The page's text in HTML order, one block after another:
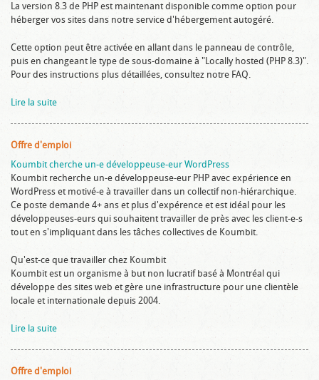
La version 8.3 de PHP est maintenant disponible comme option pour
héberger vos sites dans notre service d'hébergement autogéré.
Cette option peut être activée en allant dans le panneau de contrôle,
puis en changeant le type de sous-domaine à "Locally hosted (PHP 8.3)".
Pour des instructions plus détaillées, consultez notre FAQ.
Lire la suite
Offre d'emploi
Koumbit cherche un-e développeuse-eur WordPress
Koumbit recherche un-e développeuse-eur PHP avec expérience en
WordPress et motivé-e à travailler dans un collectif non-hiérarchique.
Ce poste demande 4+ ans et plus d'expérence et est idéal pour les
développeuses-eurs qui souhaitent travailler de près avec les client-e-s
tout en s'impliquant dans les tâches collectives de Koumbit.
Qu'est-ce que travailler chez Koumbit
Koumbit est un organisme à but non lucratif basé à Montréal qui
développe des sites web et gère une infrastructure pour une clientèle
locale et internationale depuis 2004.
Lire la suite
Offre d'emploi